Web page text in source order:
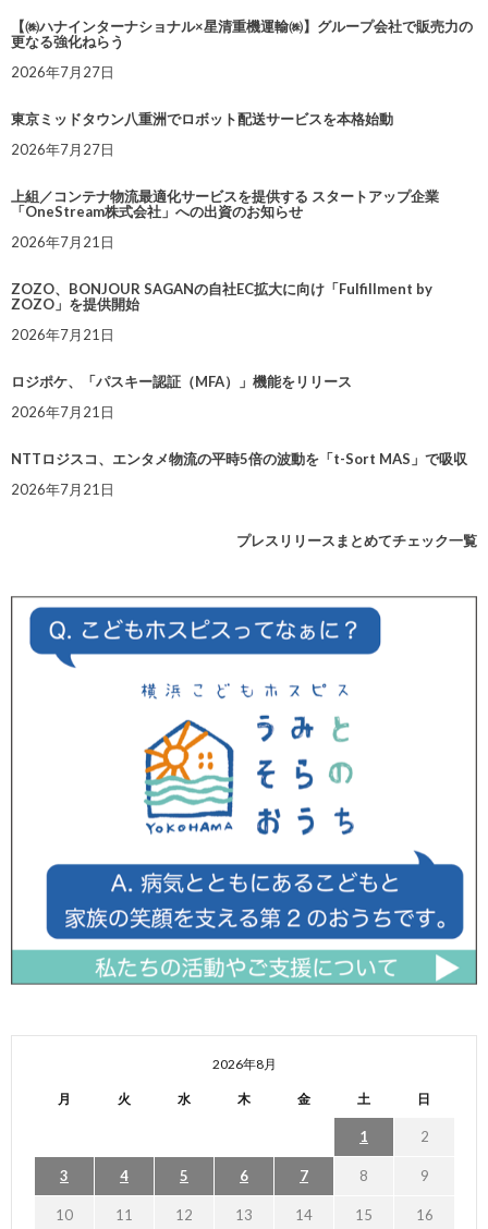
【㈱ハナインターナショナル×星清重機運輸㈱】グループ会社で販売力の
更なる強化ねらう
2026年7月27日
東京ミッドタウン八重洲でロボット配送サービスを本格始動
2026年7月27日
上組／コンテナ物流最適化サービスを提供する スタートアップ企業
「OneStream株式会社」への出資のお知らせ
2026年7月21日
ZOZO、BONJOUR SAGANの自社EC拡大に向け「Fulfillment by
ZOZO」を提供開始
2026年7月21日
ロジポケ、「パスキー認証（MFA）」機能をリリース
2026年7月21日
NTTロジスコ、エンタメ物流の平時5倍の波動を「t-Sort MAS」で吸収
2026年7月21日
プレスリリースまとめてチェック一覧
2026年8月
月 火 水 木 金 土 日
1 2
3 4 5 6 7 8 9
10 11 12 13 14 15 16